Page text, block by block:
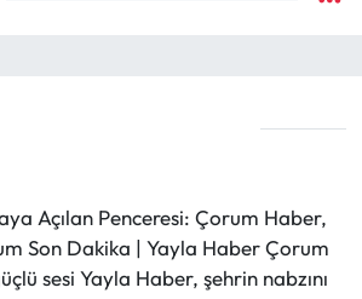
Açılan Penceresi: Çorum Haber,
Son Dakika | Yayla Haber Çorum
sesi Yayla Haber, şehrin nabzını